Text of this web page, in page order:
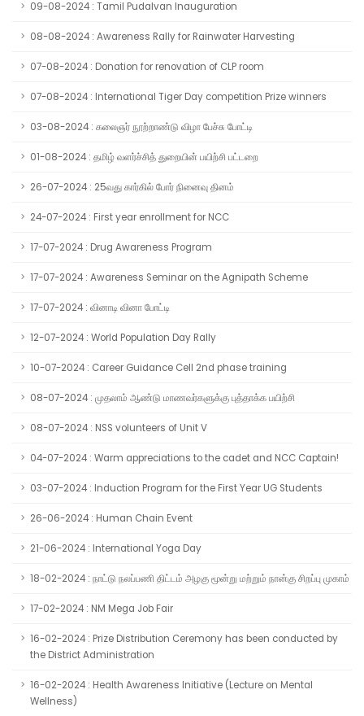
09-08-2024 : Tamil Pudalvan Inauguration
08-08-2024 : Awareness Rally for Rainwater Harvesting
07-08-2024 : Donation for renovation of CLP room
07-08-2024 : International Tiger Day competition Prize winners
03-08-2024 : கலைஞர் நூற்றாண்டு விழா பேச்சு போட்டி
01-08-2024 : தமிழ் வளர்ச்சித் துறையின் பயிற்சி பட்டறை
26-07-2024 : 25வது கார்கில் போர் நினைவு தினம்
24-07-2024 : First year enrollment for NCC
17-07-2024 : Drug Awareness Program
17-07-2024 : Awareness Seminar on the Agnipath Scheme
17-07-2024 : வினாடி வினா போட்டி
12-07-2024 : World Population Day Rally
10-07-2024 : Career Guidance Cell 2nd phase training
08-07-2024 : முதலாம் ஆண்டு மாணவர்களுக்கு புத்தாக்க பயிற்சி
08-07-2024 : NSS volunteers of Unit V
04-07-2024 : Warm appreciations to the cadet and NCC Captain!
03-07-2024 : Induction Program for the First Year UG Students
26-06-2024 : Human Chain Event
21-06-2024 : International Yoga Day
18-02-2024 : நாட்டு நலப்பணி திட்டம் அழகு மூன்று மற்றும் நான்கு சிறப்பு முகாம்
17-02-2024 : NM Mega Job Fair
16-02-2024 : Prize Distribution Ceremony has been conducted by
the District Administration
16-02-2024 : Health Awareness Initiative (Lecture on Mental
Wellness)